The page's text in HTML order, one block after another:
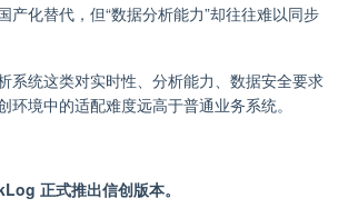
产化替代，但“数据分析能力”却往往难以同步
系统这类对实时性、分析能力、数据安全要求
环境中的适配难度远高于普通业务系统。
正式推出信创版本。